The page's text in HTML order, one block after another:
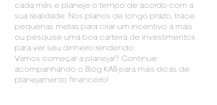
cada mês e planeje o tempo de acordo com a
sua realidade. Nos planos de longo prazo, trace
pequenas metas para criar um incentivo a mais
ou pesquise uma boa carteira de investimentos
para ver seu dinheiro rendendo.
Vamos começar a planejar? Continue
acompanhando o Blog KAB para mais dicas de
planejamento financeiro!